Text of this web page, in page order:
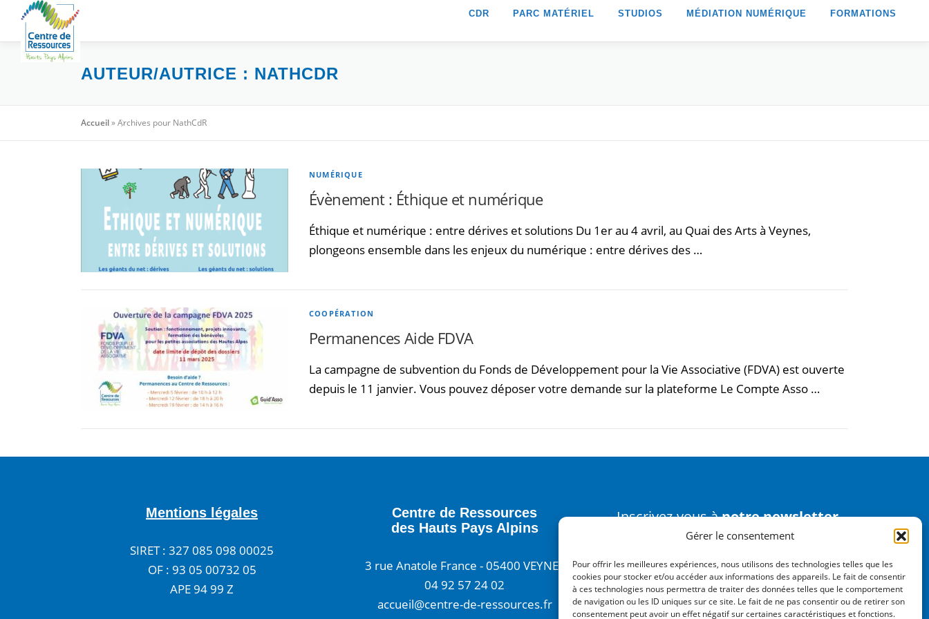
Gérer le consentement
Pour offrir les meilleures expériences, nous utilisons des technologies telles que les
cookies pour stocker et/ou accéder aux informations des appareils. Le fait de consentir
à ces technologies nous permettra de traiter des données telles que le comportement
de navigation ou les ID uniques sur ce site. Le fait de ne pas consentir ou de retirer son
consentement peut avoir un effet négatif sur certaines caractéristiques et fonctions.
contenu
CDR PARC MATÉRIEL STUDIOS MÉDIATION NUMÉRIQUE FORMATIONS
AUTEUR/AUTRICE : NATHCDR
Accueil»Archives pour NathCdR
NUMÉRIQUE
Évènement : Éthique et numérique
Éthique et numérique : entre dérives et solutions Du 1er au 4 avril, au Quai des Arts à Veynes,
plongeons ensemble dans les enjeux du numérique : entre dérives des …
COOPÉRATION
Permanences Aide FDVA
La campagne de subvention du Fonds de Développement pour la Vie Associative (FDVA) est ouverte
depuis le 11 janvier. Vous pouvez déposer votre demande sur la plateforme Le Compte Asso …
Mentions légales
SIRET : 327 085 098 00025
OF : 93 05 00732 05
APE 94 99 Z
Centre de Ressources
des Hauts Pays Alpins
3 rue Anatole France - 05400 VEYNES
04 92 57 24 02
accueil@centre-de-ressources.fr
Inscrivez-vous ànotre newsletter
Nos réseaux sociaux :
Facebook LinkedIn